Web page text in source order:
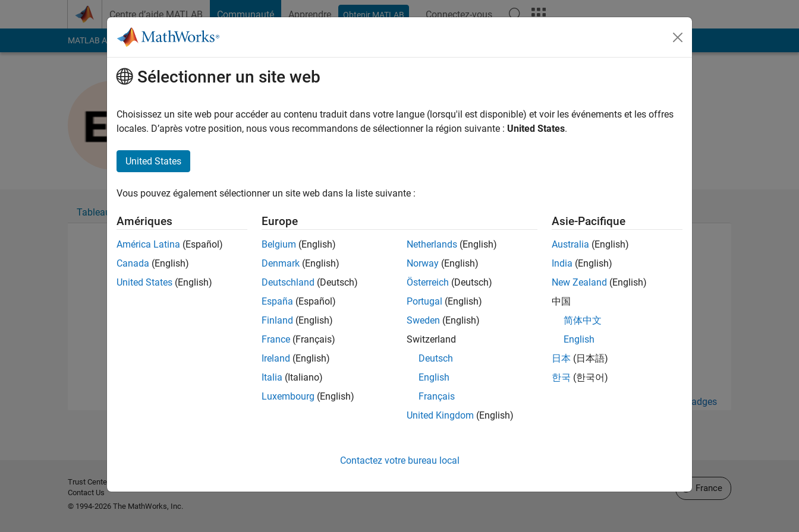
Centre d’aide MATLAB Communauté Apprendre Obtenir MATLAB Connectez-vous
MATLAB Answers File Exchange Cody
Last seen: presque 2 ans il y a| Actif depuis 2023
Followers:0Following:0
Tableau de bord
No Badges Earned
Afficher tout Badges
Sélectionner un site web
Choisissez un site web pour accéder au contenu traduit dans votre langue (lorsqu'il est disponible) et voir les événements et les offres
locales. D’après votre position, nous vous recommandons de sélectionner la région suivante : United States.
United States
Vous pouvez également sélectionner un site web dans la liste suivante :
Amériques
América Latina (Español)
Canada (English)
United States (English)
Europe
Belgium (English)
Denmark (English)
Deutschland (Deutsch)
España (Español)
Finland (English)
France (Français)
Ireland (English)
Italia (Italiano)
Luxembourg (English)
Netherlands (English)
Norway (English)
Österreich (Deutsch)
Portugal (English)
Sweden (English)
Switzerland
Deutsch
English
Français
United Kingdom (English)
Asie-Pacifique
Australia (English)
India (English)
New Zealand (English)
中国
简体中文
English
日本 (日本語)
한국 (한국어)
Contactez votre bureau local
Trust Center
Contact Us
© 1994-2026 The MathWorks, Inc.
Sélectionner un site web
France